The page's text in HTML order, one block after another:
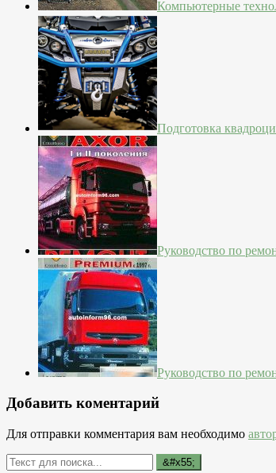
Компьютерные
Подготовка
Руководство по
Руководство по
Добавить коментарий
Для отправки комментария вам необходимо